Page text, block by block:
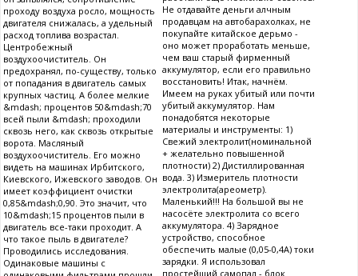
проходу воздуха росло, мощность
двигателя снижалась, а удельный
расход топлива возрастал.
Центробежный
воздухоочиститель. Он
предохранял, по-существу, только
от попадания в двигатель самых
крупных частиц. А более мелкие
&mdash; процентов 50&mdash;70
всей пыли &mdash; проходили
сквозь него, как сквозь открытые
ворота. Масляный
воздухоочиститель. Его можно
видеть на машинах Ирбитского,
Киевского, Ижевского заводов. Он
имеет коэффициент очистки
0,85&mdash;0,90. Это значит, что
10&mdash;15 процентов пыли в
двигатель все-таки проходит. А
что такое пыль в двигателе?
Проводились исследования.
Одинаковые машины с
Не отдавайте деньги алчным
продавцам на автобарахолках, не
покупайте китайское дерьмо -
оно может проработать меньше,
чем ваш старый фирменный
аккумулятор, если его правильно
восстановить! Итак, начнём.
Имеем на руках убитый или почти
убитый аккумулятор. Нам
понадобятся некоторые
материалы и инструменты: 1)
Свежий электролит(номинальной
+ желательно повышенной
плотности) 2) Дистиллированная
вода. 3) Измеритель плотности
электролита(ареометр).
Маленький!!! На большой вы не
насосёте электролита со всего
аккумулятора. 4) Зарядное
устройство, способное
обеспечить малые (0,05-0,4А) токи
зарядки. Я использовал
простейший самопал - блок